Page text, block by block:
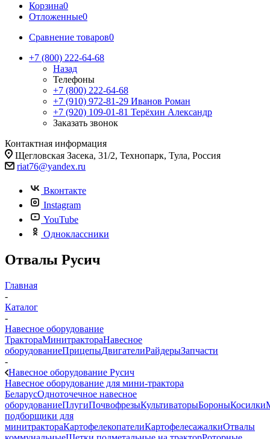
Корзина0
Отложенные0
Сравнение товаров0
+7 (800) 222-64-68
Назад
Телефоны
+7 (800) 222-64-68
+7 (910) 972-81-29 Иванов Роман
+7 (920) 109-01-81 Терёхин Александр
Заказать звонок
Контактная информация
Щегловская Засека, 31/2, Технопарк, Тула, Россия
riat76@yandex.ru
Вконтакте
Instagram
YouTube
Одноклассники
Отвалы Русич
Главная
-
Каталог
-
Навесное оборудование
ТрактораМинитрактораНавесное
оборудованиеПрицепыДвигателиРайдерыЗапчасти
-
Навесное оборудование Русич
Навесное оборудование для мини-трактора
БеларусОдноточечное навесное
оборудованиеПлугиПочвофрезыКультиваторыБороныКосилки
подборщики для
минитрактораКартофелекопателиКартофелесажалкиОтвалы